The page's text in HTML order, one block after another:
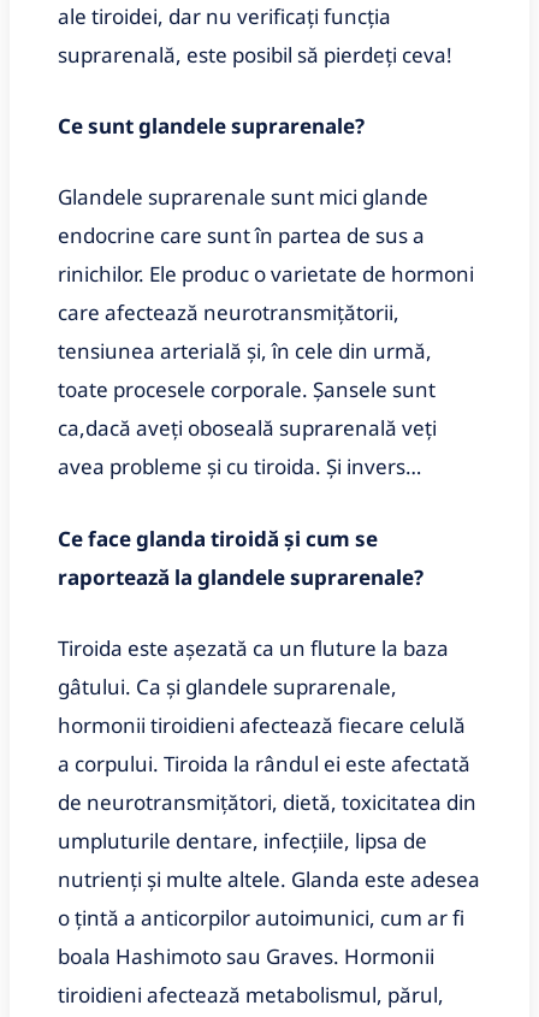
ale tiroidei, dar nu verificați funcția
suprarenală, este posibil să pierdeți ceva!
Ce sunt glandele suprarenale?
Glandele suprarenale sunt mici glande
endocrine care sunt în partea de sus a
rinichilor. Ele produc o varietate de hormoni
care afectează neurotransmițătorii,
tensiunea arterială și, în cele din urmă,
toate procesele corporale. Șansele sunt
ca,dacă aveți oboseală suprarenală veți
avea probleme și cu tiroida. Și invers…
Ce face glanda tiroidă și cum se
raportează la glandele suprarenale?
Tiroida este așezată ca un fluture la baza
gâtului. Ca și glandele suprarenale,
hormonii tiroidieni afectează fiecare celulă
a corpului. Tiroida la rândul ei este afectată
de neurotransmițători, dietă, toxicitatea din
umpluturile dentare, infecțiile, lipsa de
nutrienți și multe altele. Glanda este adesea
o țintă a anticorpilor autoimunici, cum ar fi
boala Hashimoto sau Graves. Hormonii
tiroidieni afectează metabolismul, părul,